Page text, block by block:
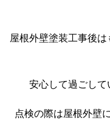
屋根外壁塗装工事後
安心して過ごし
点検の際は屋根外壁